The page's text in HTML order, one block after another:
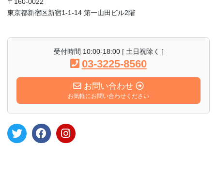
〒160-0022
東京都新宿区新宿1-1-14 第一山田ビル2階
受付時間 10:00-18:00 [ 土日祝除く ]
03-3225-8560
お問い合わせ
お気軽にお問い合わせください